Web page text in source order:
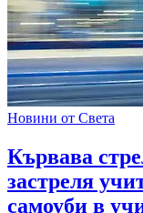
Новини от Света
Кървава
застреля
самоуби в